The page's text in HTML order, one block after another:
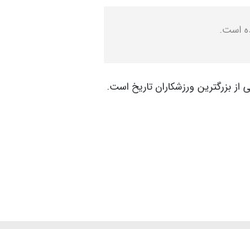
است.
بزرگترین ورزشکاران تاریخ است.